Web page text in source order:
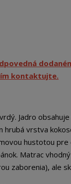
kontaktujte.
Jadro
vrstva
hustotou
Matrac
zaborenia), ale